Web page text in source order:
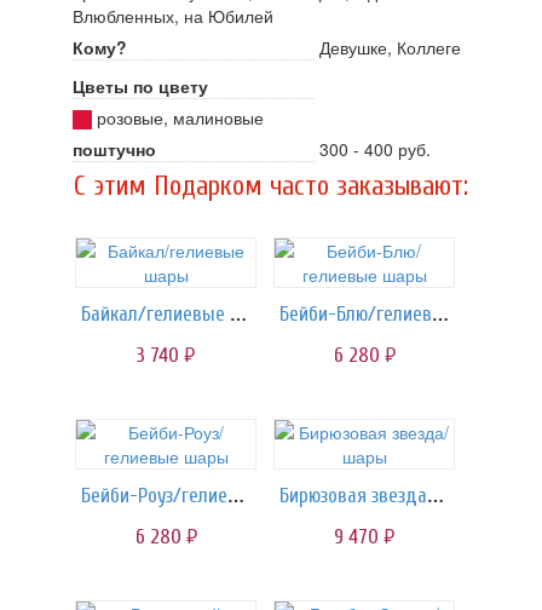
Влюбленных, на Юбилей
Кому?
Девушке, Коллеге
Цветы по цвету
розовые, малиновые
поштучно
300 - 400 руб.
C этим Подарком часто заказывают:
Байкал/гелиевые шары
3 740 руб.
Бейби-Блю/гелиевые шары
6 280 руб.
Бейби-Роуз/гелиевые шары
6 280 руб.
Бирюзовая звезда/шары
9 470 руб.